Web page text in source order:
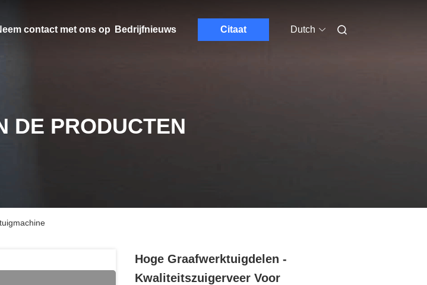
contact met ons op Bedrijfnieuws Citaat Dutch
DE PRODUCTEN
Hoge Graafwerktuigdelen -
Kwaliteitszuigerveer Voor